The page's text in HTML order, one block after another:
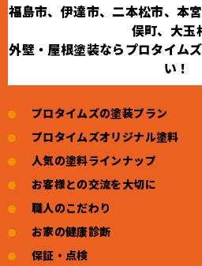
福島市、伊達市、二本松市、本
俣町、大玉
外壁・屋根塗装ならプロタイム
い！
プロタイムズの塗装プラン
プロタイムズオリジナル塗料
人気の塗料ラインナップ
お客様との交流を大切に
職人のこだわり
お家の健康診断
保証・点検